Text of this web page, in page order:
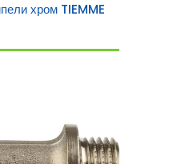
хром TIEMME